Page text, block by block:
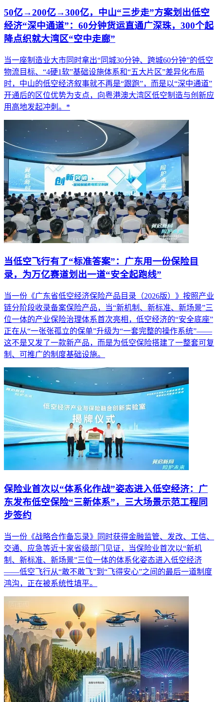
50亿→200亿→300亿，中山“三步走”方案划出低空
经济“深中通道”：60分钟货运直通广深珠，300个起
降点织就大湾区“空中走廊”
当一座制造业大市同时拿出“同城30分钟、跨城60分钟”的低空
物流目标、“4硬1软”基础设施体系和“五大片区”差异化布局
时，中山的低空经济叙事就不再是“跟跑”，而是以“深中通道”
开通后的区位优势为支点，向粤港澳大湾区低空制造与创新应
用高地发起冲刺。*
当低空飞行有了“标准答案”：广东用一份保险目
录，为万亿赛道划出一道“安全起跑线”
当一份《广东省低空经济保险产品目录（2026版）》按照产业
链分阶段收录备案保险产品，当“新机制、新标准、新场景”三
位一体的产业保险治理体系首次亮相，低空经济的“安全底座”
正在从“一张张孤立的保单”升级为“一套完整的操作系统”——
这不是又发了一款新产品，而是为低空保险搭建了一整套可复
制、可推广的制度基础设施。
保险业首次以“体系化作战”姿态进入低空经济：广
东发布低空保险“三新体系”，三大场景示范工程同
步签约
当一份《战略合作备忘录》同时获得金融监管、发改、工信、
交通、应急等近十家省级部门见证，当保险业首次以“新机
制、新标准、新场景”三位一体的体系化姿态进入低空经济
——低空飞行从“敢不敢飞”到“飞得安心”之间的最后一道制度
鸿沟，正在被系统性填平。